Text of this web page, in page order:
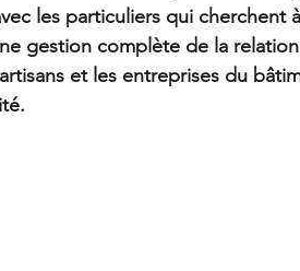
les particuliers qui
gestion complète de la
et les entreprises du